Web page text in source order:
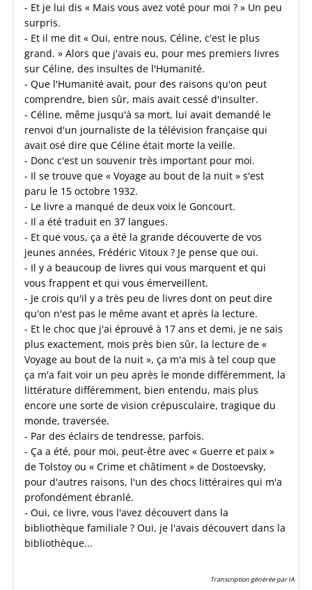
- Et je lui dis « Mais vous avez voté pour moi ? » Un peu
surpris.
- Et il me dit « Oui, entre nous, Céline, c'est le plus
grand. » Alors que j'avais eu, pour mes premiers livres
sur Céline, des insultes de l'Humanité.
- Que l'Humanité avait, pour des raisons qu'on peut
comprendre, bien sûr, mais avait cessé d'insulter.
- Céline, même jusqu'à sa mort, lui avait demandé le
renvoi d'un journaliste de la télévision française qui
avait osé dire que Céline était morte la veille.
- Donc c'est un souvenir très important pour moi.
- Il se trouve que « Voyage au bout de la nuit » s'est
paru le 15 octobre 1932.
- Le livre a manqué de deux voix le Goncourt.
- Il a été traduit en 37 langues.
- Et que vous, ça a été la grande découverte de vos
jeunes années, Frédéric Vitoux ? Je pense que oui.
- Il y a beaucoup de livres qui vous marquent et qui
vous frappent et qui vous émerveillent.
- Je crois qu'il y a très peu de livres dont on peut dire
qu'on n'est pas le même avant et après la lecture.
- Et le choc que j'ai éprouvé à 17 ans et demi, je ne sais
plus exactement, mois près bien sûr, la lecture de «
Voyage au bout de la nuit », ça m'a mis à tel coup que
ça m'a fait voir un peu après le monde différemment, la
littérature différemment, bien entendu, mais plus
encore une sorte de vision crépusculaire, tragique du
monde, traversée.
- Par des éclairs de tendresse, parfois.
- Ça a été, pour moi, peut-être avec « Guerre et paix »
de Tolstoy ou « Crime et châtiment » de Dostoevsky,
pour d'autres raisons, l'un des chocs littéraires qui m'a
profondément ébranlé.
- Oui, ce livre, vous l'avez découvert dans la
bibliothèque familiale ? Oui, je l'avais découvert dans la
bibliothèque...
Transcription générée par IA